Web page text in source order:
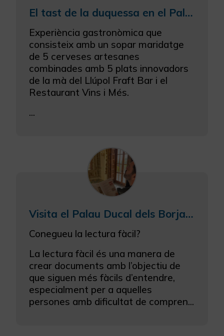
El tast de la duquessa en el Palau Ducal dels Borja de Gandia
Experiència gastronòmica que
consisteix amb un sopar maridatge
de 5 cerveses artesanes
combinades amb 5 plats innovadors
de la mà del Llúpol Fraft Bar i el
Restaurant Vins i Més.
...
Visita el Palau Ducal dels Borja de Gandia amb lectura fàcil
Conegueu la lectura fàcil?
La lectura fàcil és una manera de
crear documents amb l’objectiu de
que siguen més fàcils d’entendre,
especialment per a aquelles
persones amb dificultat de compren...